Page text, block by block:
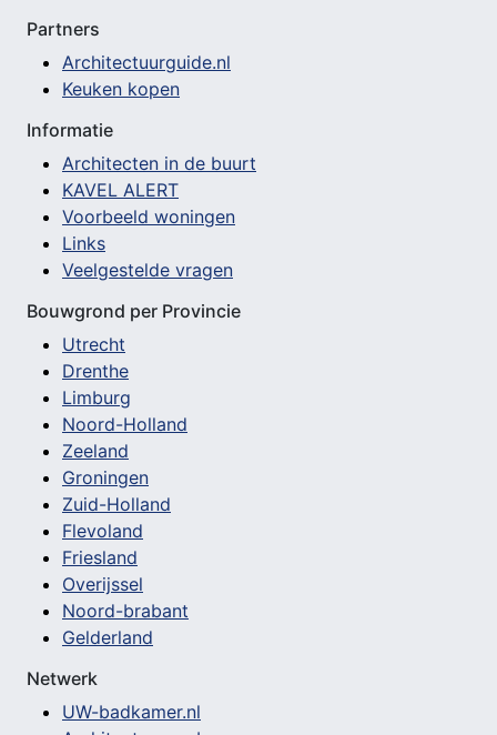
Partners
Architectuurguide.nl
Keuken kopen
Informatie
Architecten in de buurt
KAVEL ALERT
Voorbeeld woningen
Links
Veelgestelde vragen
Bouwgrond per Provincie
Utrecht
Drenthe
Limburg
Noord-Holland
Zeeland
Groningen
Zuid-Holland
Flevoland
Friesland
Overijssel
Noord-brabant
Gelderland
Netwerk
UW-badkamer.nl